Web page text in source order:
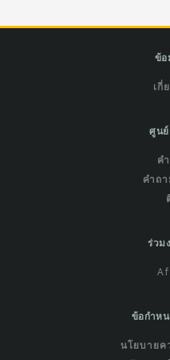
ข้อ
เกี่
ศูนย์
ค
คำถ
ร่วม
ข้อกำหน
นโยบายค